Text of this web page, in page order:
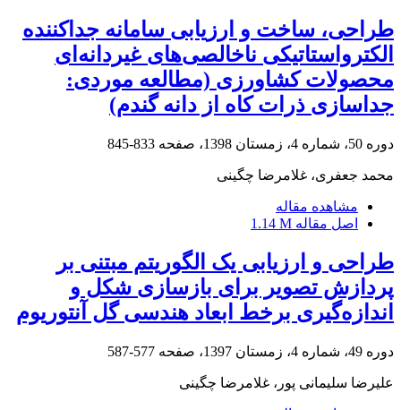
طراحی، ساخت و ارزیابی سامانه جداکننده
الکترواستاتیکی ناخالصی‌های غیردانه‌ای
محصولات کشاورزی (مطالعه موردی:
جداسازی ذرات کاه از دانه گندم)
دوره 50، شماره 4، زمستان 1398، صفحه 833-845
محمد جعفری، غلامرضا چگینی
مشاهده مقاله
اصل مقاله 1.14 M
طراحی و ارزیابی یک الگوریتم مبتنی بر
پردازش تصویر برای بازسازی شکل و
اندازه‌‌گیری برخط ابعاد هندسی گل آنتوریوم
دوره 49، شماره 4، زمستان 1397، صفحه 577-587
علیرضا سلیمانی پور، غلامرضا چگینی